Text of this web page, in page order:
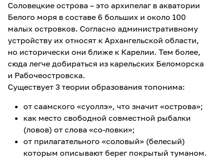
Соловецкие острова – это архипелаг в акватории
Белого моря в составе 6 больших и около 100
малых островков. Согласно административному
устройству их относят к Архангельской области,
но исторически они ближе к Карелии. Тем более,
сюда легче добираться из карельских Беломорска
и Рабочеостровска.
Существует 3 теории образования топонима:
от саамского «суоллэ», что значит «острова»;
как место свободной совместной рыбалки
(ловов) от слова «со-ловки»;
от прилагательного «соловый» (белесый)
которым описывают берег покрытый туманом.